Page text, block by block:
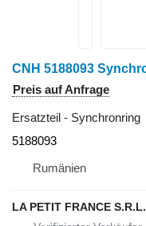
Preis auf Anfrage
Ersatzteil - Synchronring
5188093
Rumänien
LA PETIT FRANCE S.R.L.